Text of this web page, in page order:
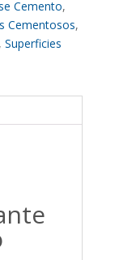
Cemento,
Cementosos,
, Superficies